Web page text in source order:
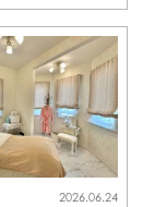
2026.06.24